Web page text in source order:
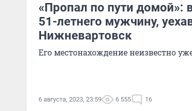
«Пропал по пути домой»:
51-летнего мужчину,
Нижневартовск
Его местонахождение неизвестно
6 августа, 2023, 23:59 6 555 16